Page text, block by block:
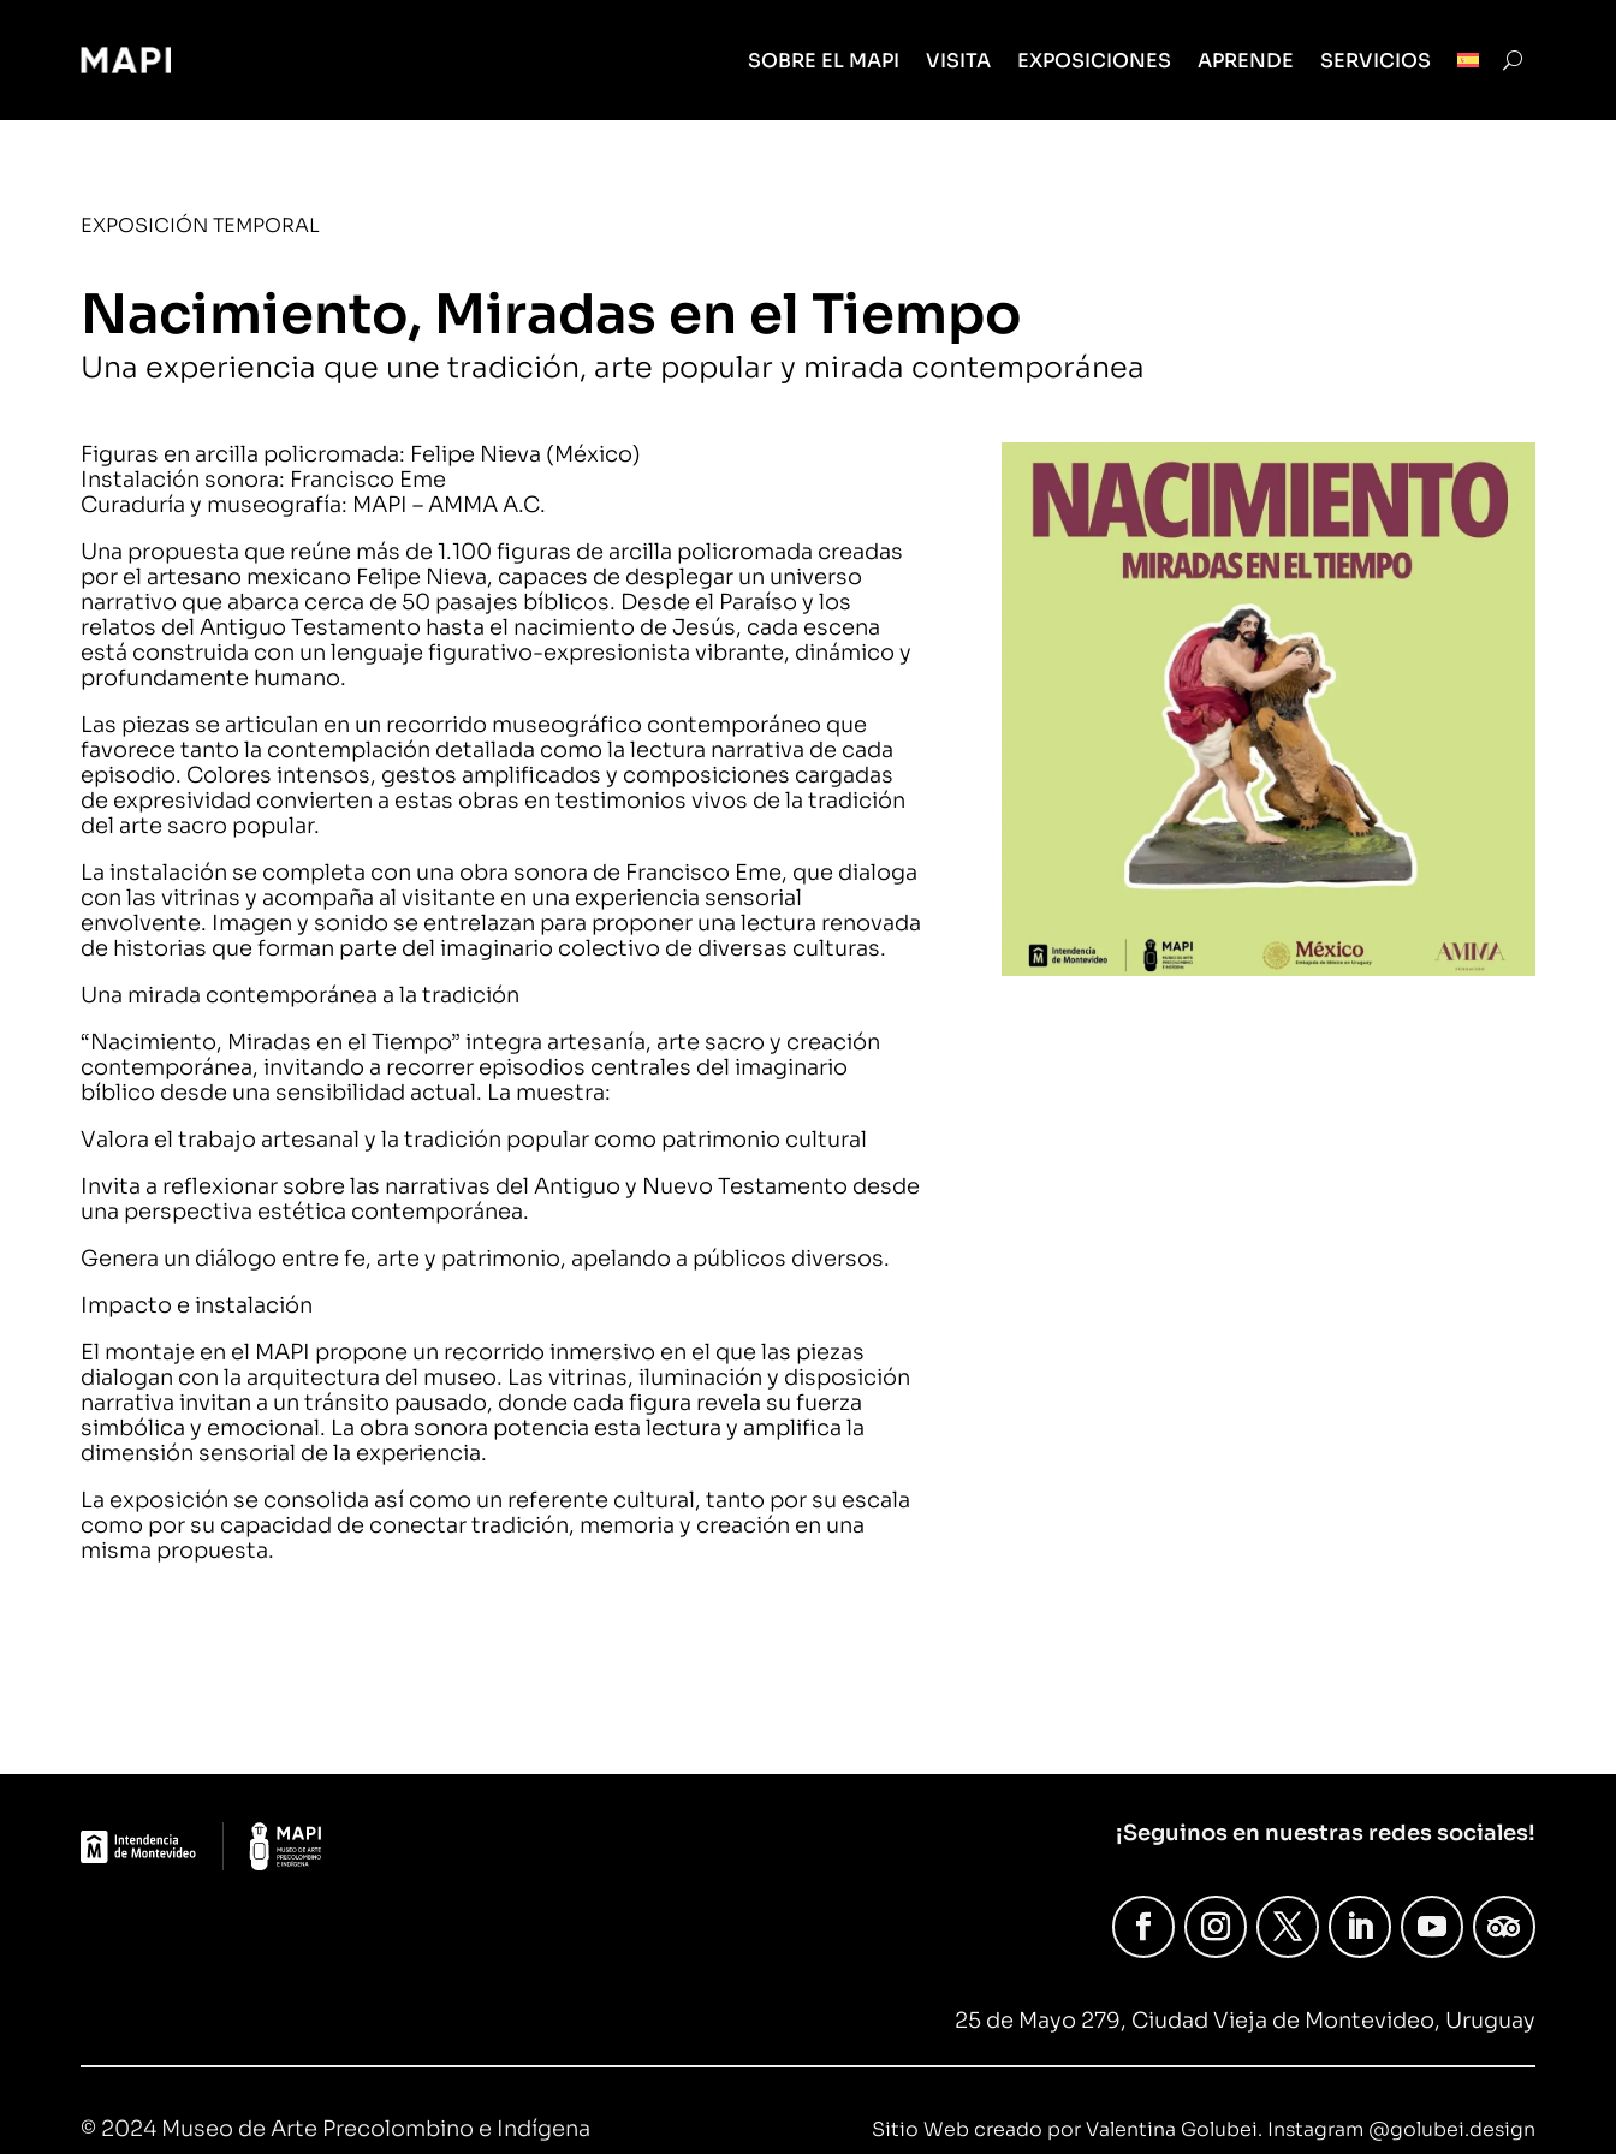
SOBRE EL MAPI VISITA EXPOSICIONES APRENDE SERVICIOS
EXPOSICIÓN TEMPORAL
Nacimiento, Miradas en el Tiempo
Una experiencia que une tradición, arte popular y mirada contemporánea
Figuras en arcilla policromada: Felipe Nieva (México)
Instalación sonora: Francisco Eme
Curaduría y museografía: MAPI – AMMA A.C.
Una propuesta que reúne más de 1.100 figuras de arcilla policromada creadas
por el artesano mexicano Felipe Nieva, capaces de desplegar un universo
narrativo que abarca cerca de 50 pasajes bíblicos. Desde el Paraíso y los
relatos del Antiguo Testamento hasta el nacimiento de Jesús, cada escena
está construida con un lenguaje figurativo-expresionista vibrante, dinámico y
profundamente humano.
Las piezas se articulan en un recorrido museográfico contemporáneo que
favorece tanto la contemplación detallada como la lectura narrativa de cada
episodio. Colores intensos, gestos amplificados y composiciones cargadas
de expresividad convierten a estas obras en testimonios vivos de la tradición
del arte sacro popular.
La instalación se completa con una obra sonora de Francisco Eme, que dialoga
con las vitrinas y acompaña al visitante en una experiencia sensorial
envolvente. Imagen y sonido se entrelazan para proponer una lectura renovada
de historias que forman parte del imaginario colectivo de diversas culturas.
Una mirada contemporánea a la tradición
“Nacimiento, Miradas en el Tiempo” integra artesanía, arte sacro y creación
contemporánea, invitando a recorrer episodios centrales del imaginario
bíblico desde una sensibilidad actual. La muestra:
Valora el trabajo artesanal y la tradición popular como patrimonio cultural
Invita a reflexionar sobre las narrativas del Antiguo y Nuevo Testamento desde
una perspectiva estética contemporánea.
Genera un diálogo entre fe, arte y patrimonio, apelando a públicos diversos.
Impacto e instalación
El montaje en el MAPI propone un recorrido inmersivo en el que las piezas
dialogan con la arquitectura del museo. Las vitrinas, iluminación y disposición
narrativa invitan a un tránsito pausado, donde cada figura revela su fuerza
simbólica y emocional. La obra sonora potencia esta lectura y amplifica la
dimensión sensorial de la experiencia.
La exposición se consolida así como un referente cultural, tanto por su escala
como por su capacidad de conectar tradición, memoria y creación en una
misma propuesta.
¡Seguinos en nuestras redes sociales!
25 de Mayo 279, Ciudad Vieja de Montevideo, Uruguay
© 2024 Museo de Arte Precolombino e Indígena Sitio Web creado por Valentina Golubei. Instagram @golubei.design